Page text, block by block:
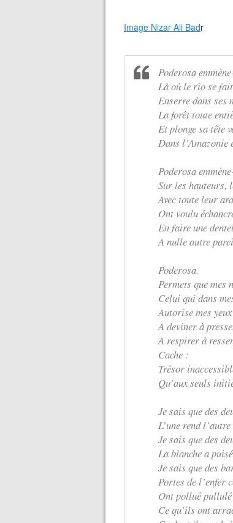
Image Nizar Ali Badr
Poderosa
Là où le rio se
Enserre dans ses
La forêt toute
Et plonge sa tête
Dans l’Amazonie
Poderosa
Sur les hauteurs,
Avec toute leur
Ont voulu
En faire une
A nulle autre
Poderosa.
Permets que mes
Celui qui dans
Autorise mes
A deviner à
A respirer à
Cache :
Trésor
Qu’aux seuls
Je sais que des
L’une rend
Je sais que des
La blanche a
Je sais que des
Portes de l’enfer
Ont pollué
Ce qu’ils ont